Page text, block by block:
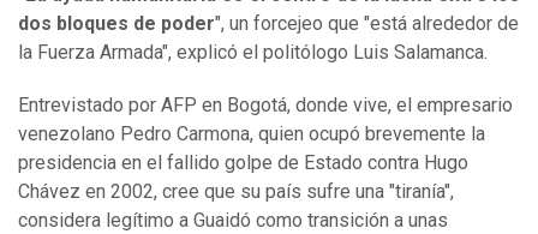
dos bloques de poder", un forcejeo que "está alrededor de
la Fuerza Armada", explicó el politólogo Luis Salamanca.
Entrevistado por AFP en Bogotá, donde vive, el empresario
venezolano Pedro Carmona, quien ocupó brevemente la
presidencia en el fallido golpe de Estado contra Hugo
Chávez en 2002, cree que su país sufre una "tiranía",
considera legítimo a Guaidó como transición a unas